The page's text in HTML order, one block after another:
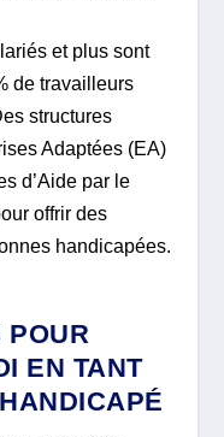
et plus sont
de travailleurs
structures
Adaptées (EA)
d’Aide par le
offrir des
handicapées.
POUR
EN TANT